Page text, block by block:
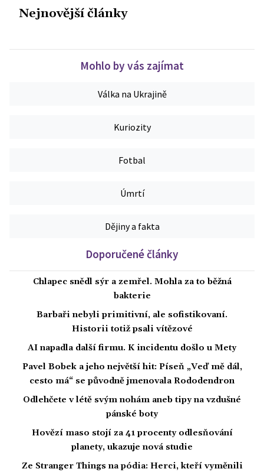
Nejnovější články
Mohlo by vás zajímat
Válka na Ukrajině
Kuriozity
Fotbal
Úmrtí
Dějiny a fakta
Doporučené články
Chlapec snědl sýr a zemřel. Mohla za to běžná
bakterie
Barbaři nebyli primitivní, ale sofistikovaní.
Historii totiž psali vítězové
AI napadla další firmu. K incidentu došlo u Mety
Pavel Bobek a jeho největší hit: Píseň „Veď mě dál,
cesto má“ se původně jmenovala Rododendron
Odlehčete v létě svým nohám aneb tipy na vzdušné
pánské boty
Hovězí maso stojí za 41 procenty odlesňování
planety, ukazuje nová studie
Ze Stranger Things na pódia: Herci, kteří vyměnili